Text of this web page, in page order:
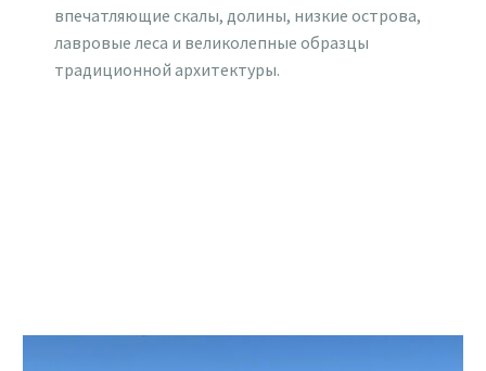
впечатляющие скалы, долины, низкие острова,
лавровые леса и великолепные образцы
традиционной архитектуры.